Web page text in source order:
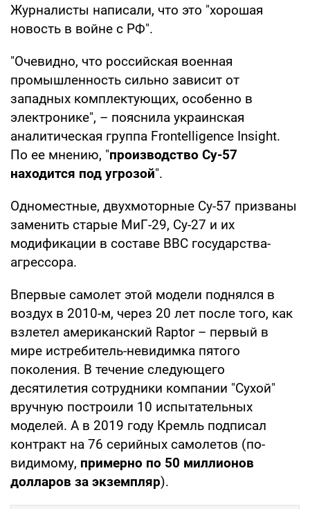
Журналисты написали, что это "хорошая
новость в войне с РФ".
"Очевидно, что российская военная
промышленность сильно зависит от
западных комплектующих, особенно в
электронике", – пояснила украинская
аналитическая группа Frontelligence Insight.
По ее мнению, "производство Су-57
находится под угрозой".
Одноместные, двухмоторные Су-57 призваны
заменить старые МиГ-29, Су-27 и их
модификации в составе ВВС государства-
агрессора.
Впервые самолет этой модели поднялся в
воздух в 2010-м, через 20 лет после того, как
взлетел американский Raptor – первый в
мире истребитель-невидимка пятого
поколения. В течение следующего
десятилетия сотрудники компании "Сухой"
вручную построили 10 испытательных
моделей. А в 2019 году Кремль подписал
контракт на 76 серийных самолетов (по-
видимому, примерно по 50 миллионов
долларов за экземпляр).